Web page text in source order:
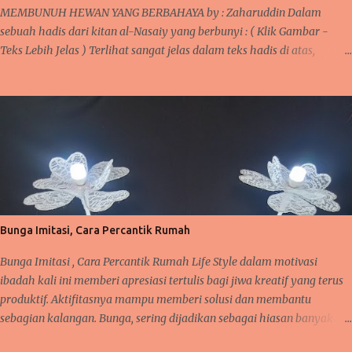
Muta’allimin B . Rumusan Masalah ...
MEMBUNUH HEWAN YANG BERBAHAYA by : Zaharuddin Dalam
sebuah hadis dari kitan al-Nasaiy yang berbunyi : ( Klik Gambar -
Teks Lebih Jelas ) Terlihat sangat jelas dalam teks hadis di atas,
sebagaimana dalam kitan faidh al-Qadir mengenai hadis ini bahwa
kata itu dipahami sebagai sebuah hukuman, siksaan di hari
kemudian. Manusia hidup di muka bumi tidak seorang diri
melainkan bersama makhluk ciptaan Allah lainnya seperti tumbuh-
tumbuhan dan hewan. Semua mempunyai peran dalam kehidupannya
masing-masing. Olehnya itu, semua makhluk dituntut untuk hidup
damai dan saling memberi manfaat. Manusia dan hewan bisa
mempunyai hubungan erat lay...
Bunga Imitasi, Cara Percantik Rumah
Bunga Imitasi , Cara Percantik Rumah Life Style dalam motivasi
ibadah kali ini memberi apresiasi tertulis bagi jiwa kreatif yang terus
produktif. Aktifitasnya mampu memberi solusi dan membantu
sebagian kalangan. Bunga, sering dijadikan sebagai hiasan banyak